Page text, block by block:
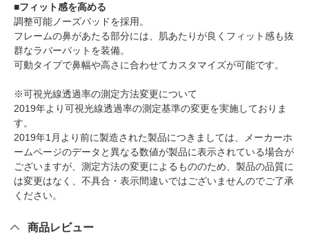
■フィット感を高める
調整可能ノーズパッドを採用。
フレームの鼻があたる部分には、肌あたりが良くフィット感も抜
群なラバーパットを装備。
可動タイプで鼻幅や高さに合わせてカスタマイズが可能です。
※可視光線透過率の測定方法変更について
2019年より可視光線透過率の測定基準の変更を実施しておりま
す。
2019年1月より前に製造された製品につきましては、メーカーホ
ームページのデータと異なる数値が製品に表示されている場合が
ございますが、測定方法の変更によるもののため、製品の品質に
は変更はなく、不具合・表示間違いではございませんのでご了承
ください。
商品レビュー